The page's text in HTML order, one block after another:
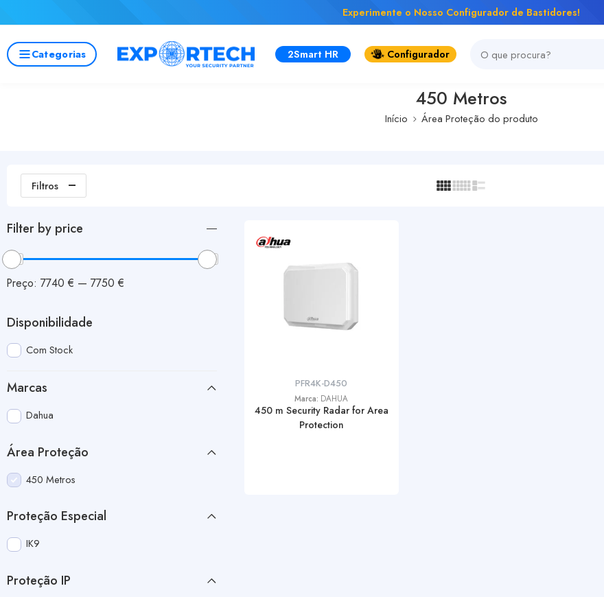
Experimente o Nosso Configurador de Bastidores!
Categorias 2Smart HR Configurador
450 Metros
Início Área Proteção do produto
Filtros
PFR4K-D450
Marca: DAHUA
450 m Security Radar for Area
Protection
Filter by price
Preço: 7740 € — 7750 €
Disponibilidade
Com Stock
Marcas
Dahua
Área Proteção
450 Metros
Proteção Especial
IK9
Proteção IP